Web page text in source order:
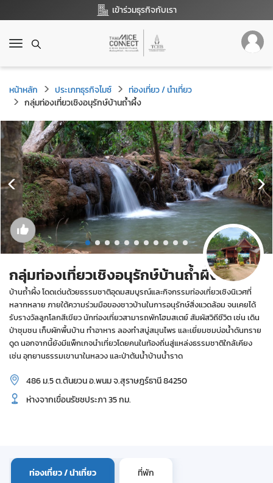
เข้าร่วมธุรกิจกับเรา
T
g
g
l
e
n
a
v
i
g
a
i
o
n
หน้าหลัก ประเภทธุรกิจไมซ์
ท่องเที่ยว / นำเที่ยว
กลุ่มท่องเที่ยวเชิงอนุรักษ์บ้านถ้ำผึ้ง
กลุ่มท่องเที่ยวเชิงอนุรักษ์บ้านถ้ำผึ้ง
บ้านถ้ำผึ้ง โดดเด่นด้วยธรรมชาติอุดมสมบูรณ์และกิจกรรมท่องเที่ยวเชิงนิเวศที่
หลากหลาย ภายใต้ความร่วมมือของชาวบ้านในการอนุรักษ์สิ่งแวดล้อม จนเคยได้
รับรางวัลลูกโลกสีเขียว นักท่องเที่ยวสามารถพักโฮมสเตย์ สัมผัสวิถีชีวิต เช่น เดิน
ป่าชุมชน เก็บผักพื้นบ้าน ทำอาหาร ลองทำสบู่สมุนไพร และเยี่ยมชมบ่อน้ำดันทราย
ดูด นอกจากนี้ยังมีแพ็กเกจนำเที่ยวโดยคนในท้องถิ่นสู่แหล่งธรรมชาติใกล้เคียง
เช่น อุทยานธรรมเขานาในหลวง และป่าต้นน้ำบ้านน้ำราด
486 ม.5 ต.ต้นยวน อ.พนม จ.สุราษฎร์ธานี 84250
ห่างจากเขื่อนรัชชประภา 35 กม.
ท่องเที่ยว / นำเที่ยว ที่พัก